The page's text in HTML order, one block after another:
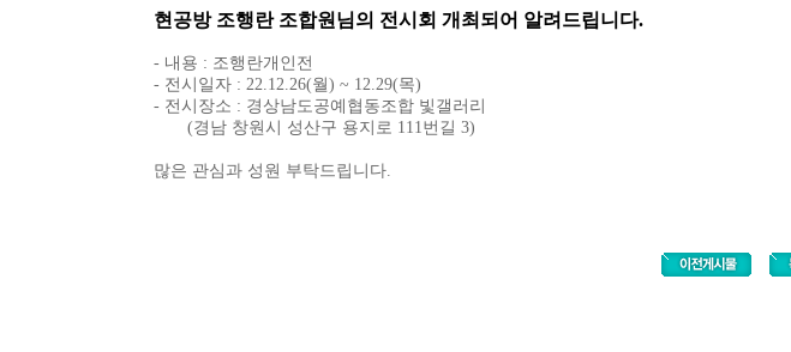
Q&A
현공방 조행란 조합원님의 전시회 개최되어 알려드립니다.
- 내용 : 조행란개인전
- 전시일자 : 22.12.26(월) ~ 12.29(목)
- 전시장소 : 경상남도공예협동조합 빛갤러리
(경남 창원시 성산구 용지로 111번길 3)
많은 관심과 성원 부탁드립니다.